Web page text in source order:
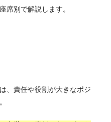
席別で解説します。
、責任や役割が大きなポジ